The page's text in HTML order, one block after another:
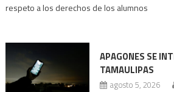
respeto a los derechos de los alumnos
APAGONES SE
TAMAULIPAS
agosto 5, 2026